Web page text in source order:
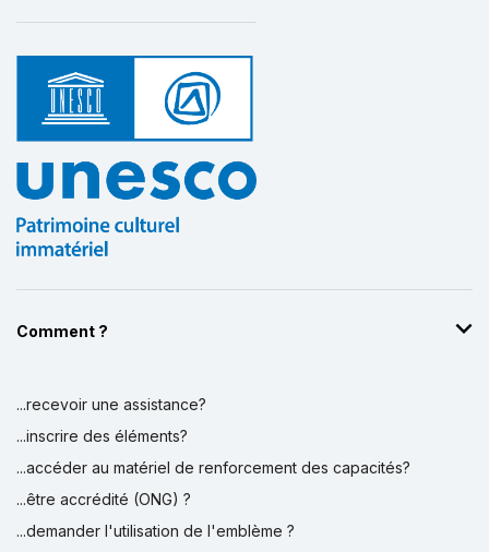
Comment ?
...recevoir une assistance?
...inscrire des éléments?
...accéder au matériel de renforcement des capacités?
...être accrédité (ONG) ?
...demander l'utilisation de l'emblème ?